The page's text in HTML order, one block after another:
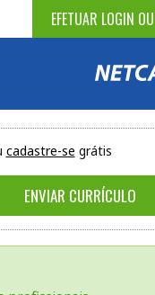
EFETUAR LOGIN
cadastre-se grátis